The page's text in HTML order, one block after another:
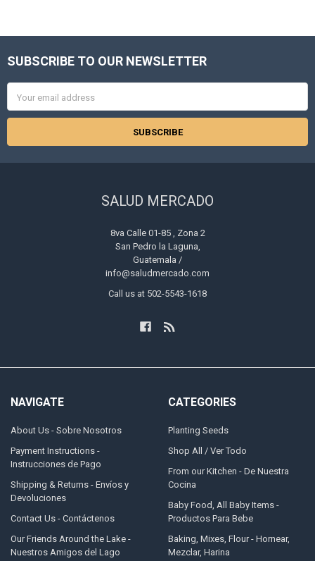
Footer
SUBSCRIBE TO OUR NEWSLETTER
Address
SALUD MERCADO
8va Calle 01-85 , Zona 2
San Pedro la Laguna,
Guatemala /
info@saludmercado.com
Call us at 502-5543-1618
NAVIGATE
About Us - Sobre Nosotros
Payment Instructions -
Instrucciones de Pago
Shipping & Returns - Envíos y
Devoluciones
Contact Us - Contáctenos
Our Friends Around the Lake -
Nuestros Amigos del Lago
CATEGORIES
Planting Seeds
Shop All / Ver Todo
From our Kitchen - De Nuestra
Cocina
Baby Food, All Baby Items -
Productos Para Bebe
Baking, Mixes, Flour - Hornear,
Mezclar, Harina